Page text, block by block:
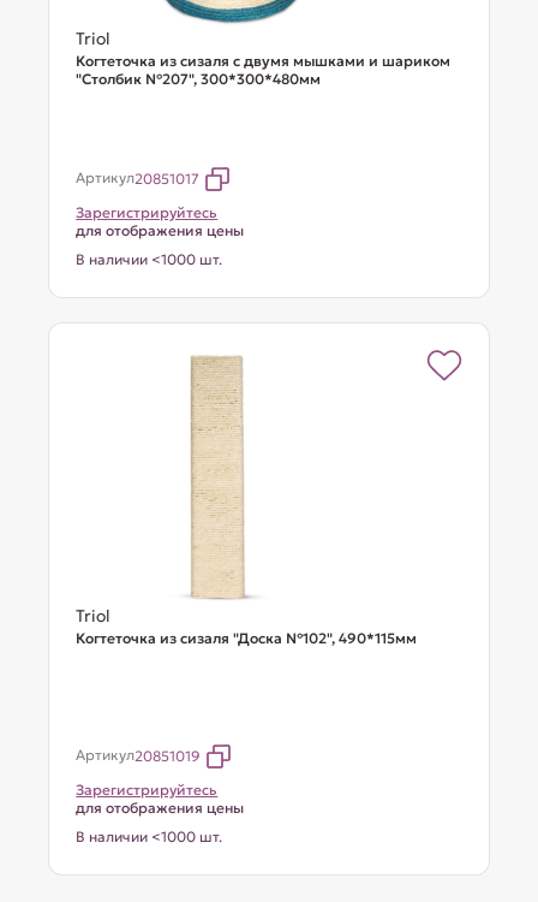
Triol
Когтеточка из сизаля с двумя мышками и шариком
"Столбик №207", 300*300*480мм
Артикул20851017
Зарегистрируйтесь
для отображения цены
В наличии <1000 шт.
Triol
Когтеточка из сизаля "Доска №102", 490*115мм
Артикул20851019
Зарегистрируйтесь
для отображения цены
В наличии <1000 шт.